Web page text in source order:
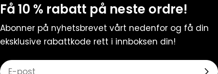
Få 10 % rabatt på neste ordre!
Abonner på nyhetsbrevet vårt nedenfor og få din
eksklusive rabattkode rett i innboksen din!
E-